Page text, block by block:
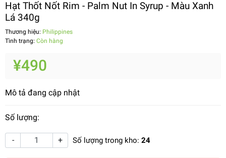
Hạt Thốt Nốt Rim - Palm Nut In Syrup - Màu Xanh
Lá 340g
Thương hiệu: Philippines
Tình trạng: Còn hàng
¥490
Mô tả đang cập nhật
Số lượng:
- + Số lượng trong kho: 24